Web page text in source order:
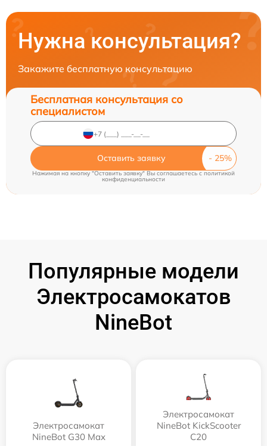
Нужна консультация?
Закажите бесплатную консультацию
Бесплатная консультация со
специалистом
Оставить заявку
Нажимая на кнопку "Оставить заявку" Вы соглашаетесь c политикой
конфиденциальности
Популярные модели
Электросамокатов
NineBot
Электросамокат
NineBot G30 Max
Электросамокат
NineBot KickScooter
C20